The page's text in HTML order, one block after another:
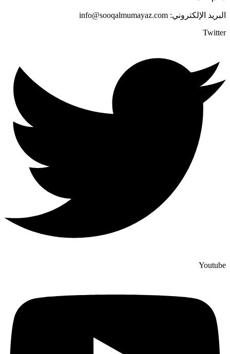
البريد الإلكتروني: info@sooqalmumayaz.com
Twitter
Youtube